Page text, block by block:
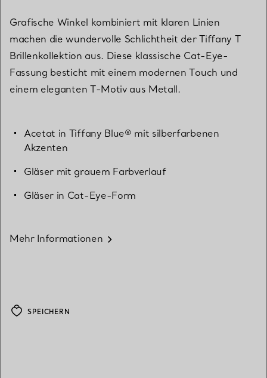
Grafische Winkel kombiniert mit klaren Linien
machen die wundervolle Schlichtheit der Tiffany T
Brillenkollektion aus. Diese klassische Cat-Eye-
Fassung besticht mit einem modernen Touch und
einem eleganten T-Motiv aus Metall.
Acetat in Tiffany Blue® mit silberfarbenen
Akzenten
Gläser mit grauem Farbverlauf
Gläser in Cat-Eye-Form
Mehr Informationen
SPEICHERN